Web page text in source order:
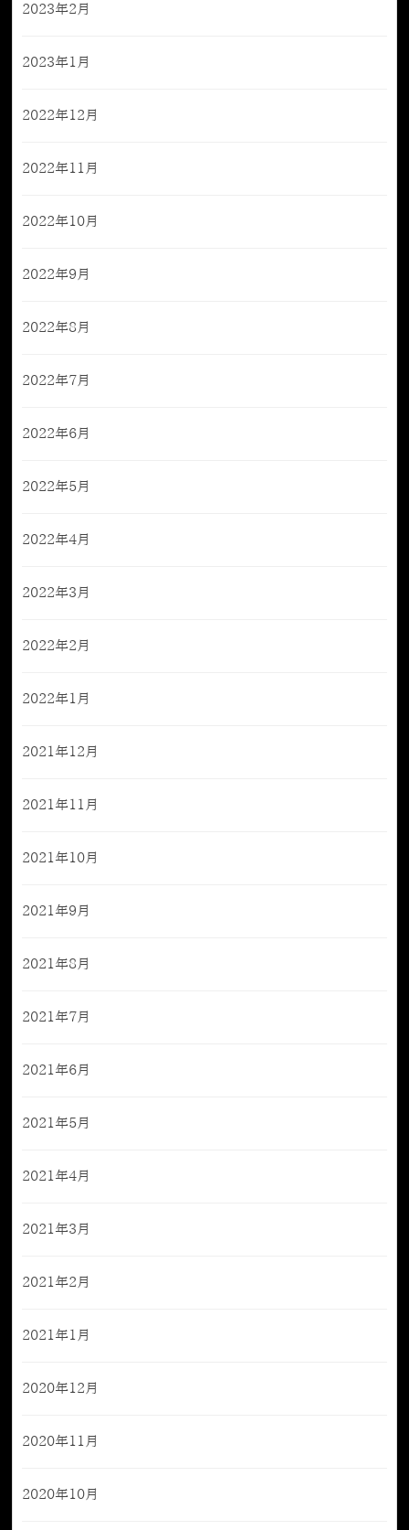
2023年2月
2023年1月
2022年12月
2022年11月
2022年10月
2022年9月
2022年8月
2022年7月
2022年6月
2022年5月
2022年4月
2022年3月
2022年2月
2022年1月
2021年12月
2021年11月
2021年10月
2021年9月
2021年8月
2021年7月
2021年6月
2021年5月
2021年4月
2021年3月
2021年2月
2021年1月
2020年12月
2020年11月
2020年10月